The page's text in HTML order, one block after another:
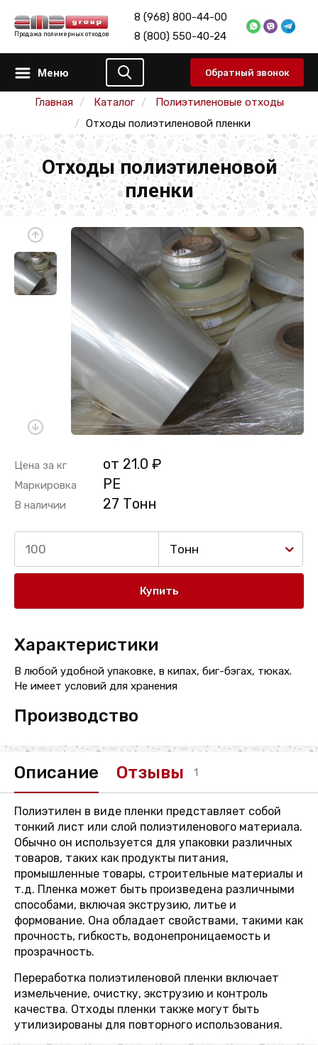
Продажа полимерных отходов
8 (968) 800-44-00
8 (800) 550-40-24
Меню Обратный звонок
Главная Каталог
Полиэтиленовые отходы
Отходы полиэтиленовой пленки
Отходы полиэтиленовой
пленки
Цена за кг от 21.0 ₽
Маркировка PE
В наличии 27 Тонн
Тонн
Купить
Характеристики
В любой удобной упаковке, в кипах, биг-бэгах, тюках.
Не имеет условий для хранения
Производство
Описание Отзывы 1
Полиэтилен в виде пленки представляет собой
тонкий лист или слой полиэтиленового материала.
Обычно он используется для упаковки различных
товаров, таких как продукты питания,
промышленные товары, строительные материалы и
т.д. Пленка может быть произведена различными
способами, включая экструзию, литье и
формование. Она обладает свойствами, такими как
прочность, гибкость, водонепроницаемость и
прозрачность.
Переработка полиэтиленовой пленки включает
измельчение, очистку, экструзию и контроль
качества. Отходы пленки также могут быть
утилизированы для повторного использования.